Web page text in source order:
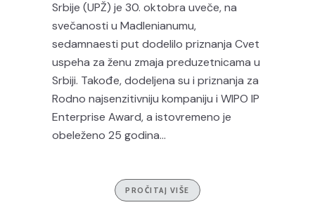
Srbije (UPŽ) je 30. oktobra uveče, na
svečanosti u Madlenianumu,
sedamnaesti put dodelilo priznanja Cvet
uspeha za ženu zmaja preduzetnicama u
Srbiji. Takođe, dodeljena su i priznanja za
Rodno najsenzitivniju kompaniju i WIPO IP
Enterprise Award, a istovremeno je
obeleženo 25 godina...
PROČITAJ VIŠE